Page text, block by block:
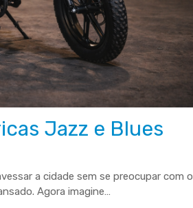
Jazz e Blues
a cidade sem se preocupar com o
Agora imagine…